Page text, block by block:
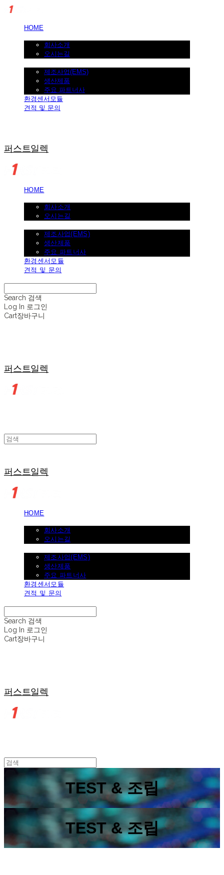
HOME
회사소개
오시는길
제조사업(EMS)
생산제품
주요 파트너사
환경센서모듈
견적 및 문의
퍼스트일렉
HOME
회사소개
오시는길
제조사업(EMS)
생산제품
주요 파트너사
환경센서모듈
견적 및 문의
Search 검색
Log In 로그인
Cart장바구니
퍼스트일렉
퍼스트일렉
HOME
회사소개
오시는길
제조사업(EMS)
생산제품
주요 파트너사
환경센서모듈
견적 및 문의
Search 검색
Log In 로그인
Cart장바구니
퍼스트일렉
TEST & 조립
TEST & 조립